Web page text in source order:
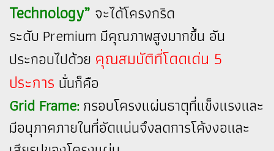
Technology” จะได้โครงกริด
ระดับ Premium มีคุณภาพสูงมากขึ้น อัน
ประกอบไปด้วย คุณสมบัติที่โดดเด่น 5
ประการ นั่นก็คือ
Grid Frame:กรอบโครงแผ่นธาตุที่แข็งแรงและ
มีอนุภาคภายในที่อัดแน่นจึงลดการโค้งงอและ